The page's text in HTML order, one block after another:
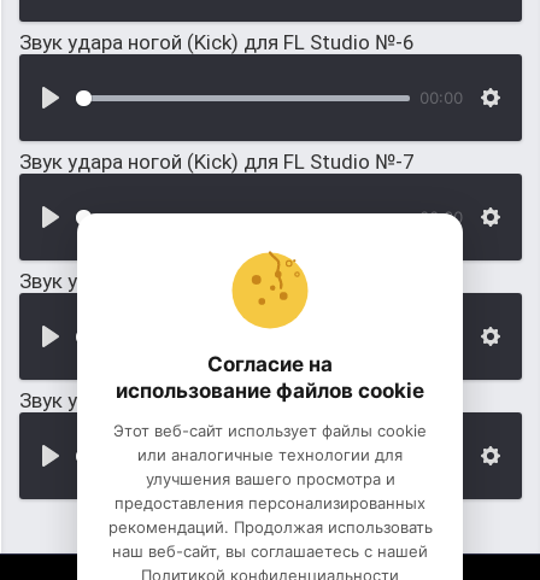
Звук удара ногой (Kick) для FL Studio №-6
00:00
Звук удара ногой (Kick) для FL Studio №-7
00:00
Звук удара ногой (Kick) для FL Studio №-9
Звук удара ногой (Kick) для FL Studio №-10
Согласие на
использование файлов cookie
Этот веб-сайт использует файлы cookie
или аналогичные технологии для
улучшения вашего просмотра и
предоставления персонализированных
рекомендаций. Продолжая использовать
наш веб-сайт, вы соглашаетесь с нашей
Политикой конфиденциальности